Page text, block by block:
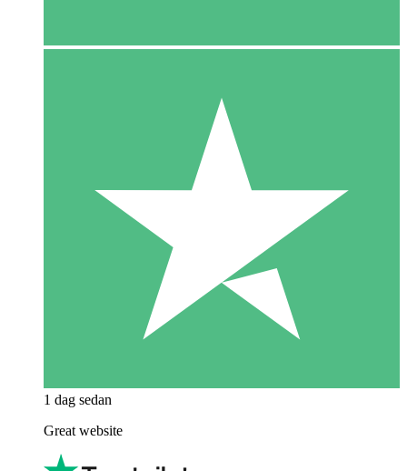
1 dag sedan
Great website